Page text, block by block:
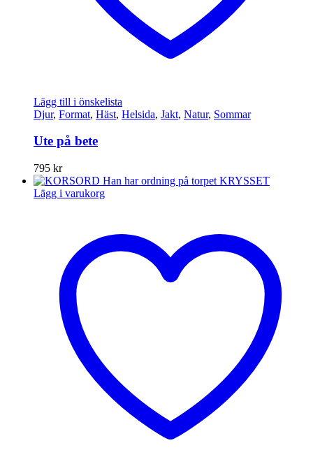
Lägg till i önskelista
Djur, Format, Häst, Helsida, Jakt, Natur, Sommar
Ute på bete
795 kr
Lägg i varukorg